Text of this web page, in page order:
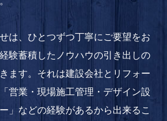
は、ひとつずつ丁寧にご要望をお
験蓄積したノウハウの引き出しの
ます。それは建設会社とリフォー
営業・現場施工管理・デザイン設
」などの経験があるから出来るこ